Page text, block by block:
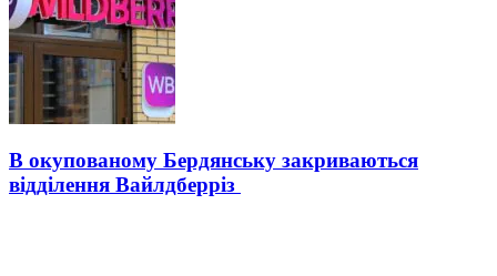
В окупованому Бердянську закриваються
відділення Вайлдберріз